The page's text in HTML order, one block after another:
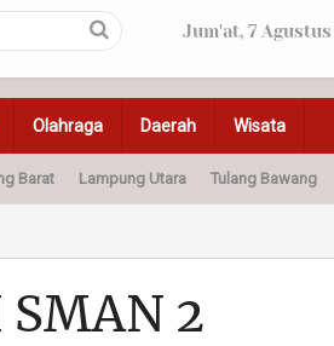
Jum'at, 7
Olahraga Daerah Wisata
Pendidikan Otomotif
Barat Lampung Utara Tulang Bawang
2